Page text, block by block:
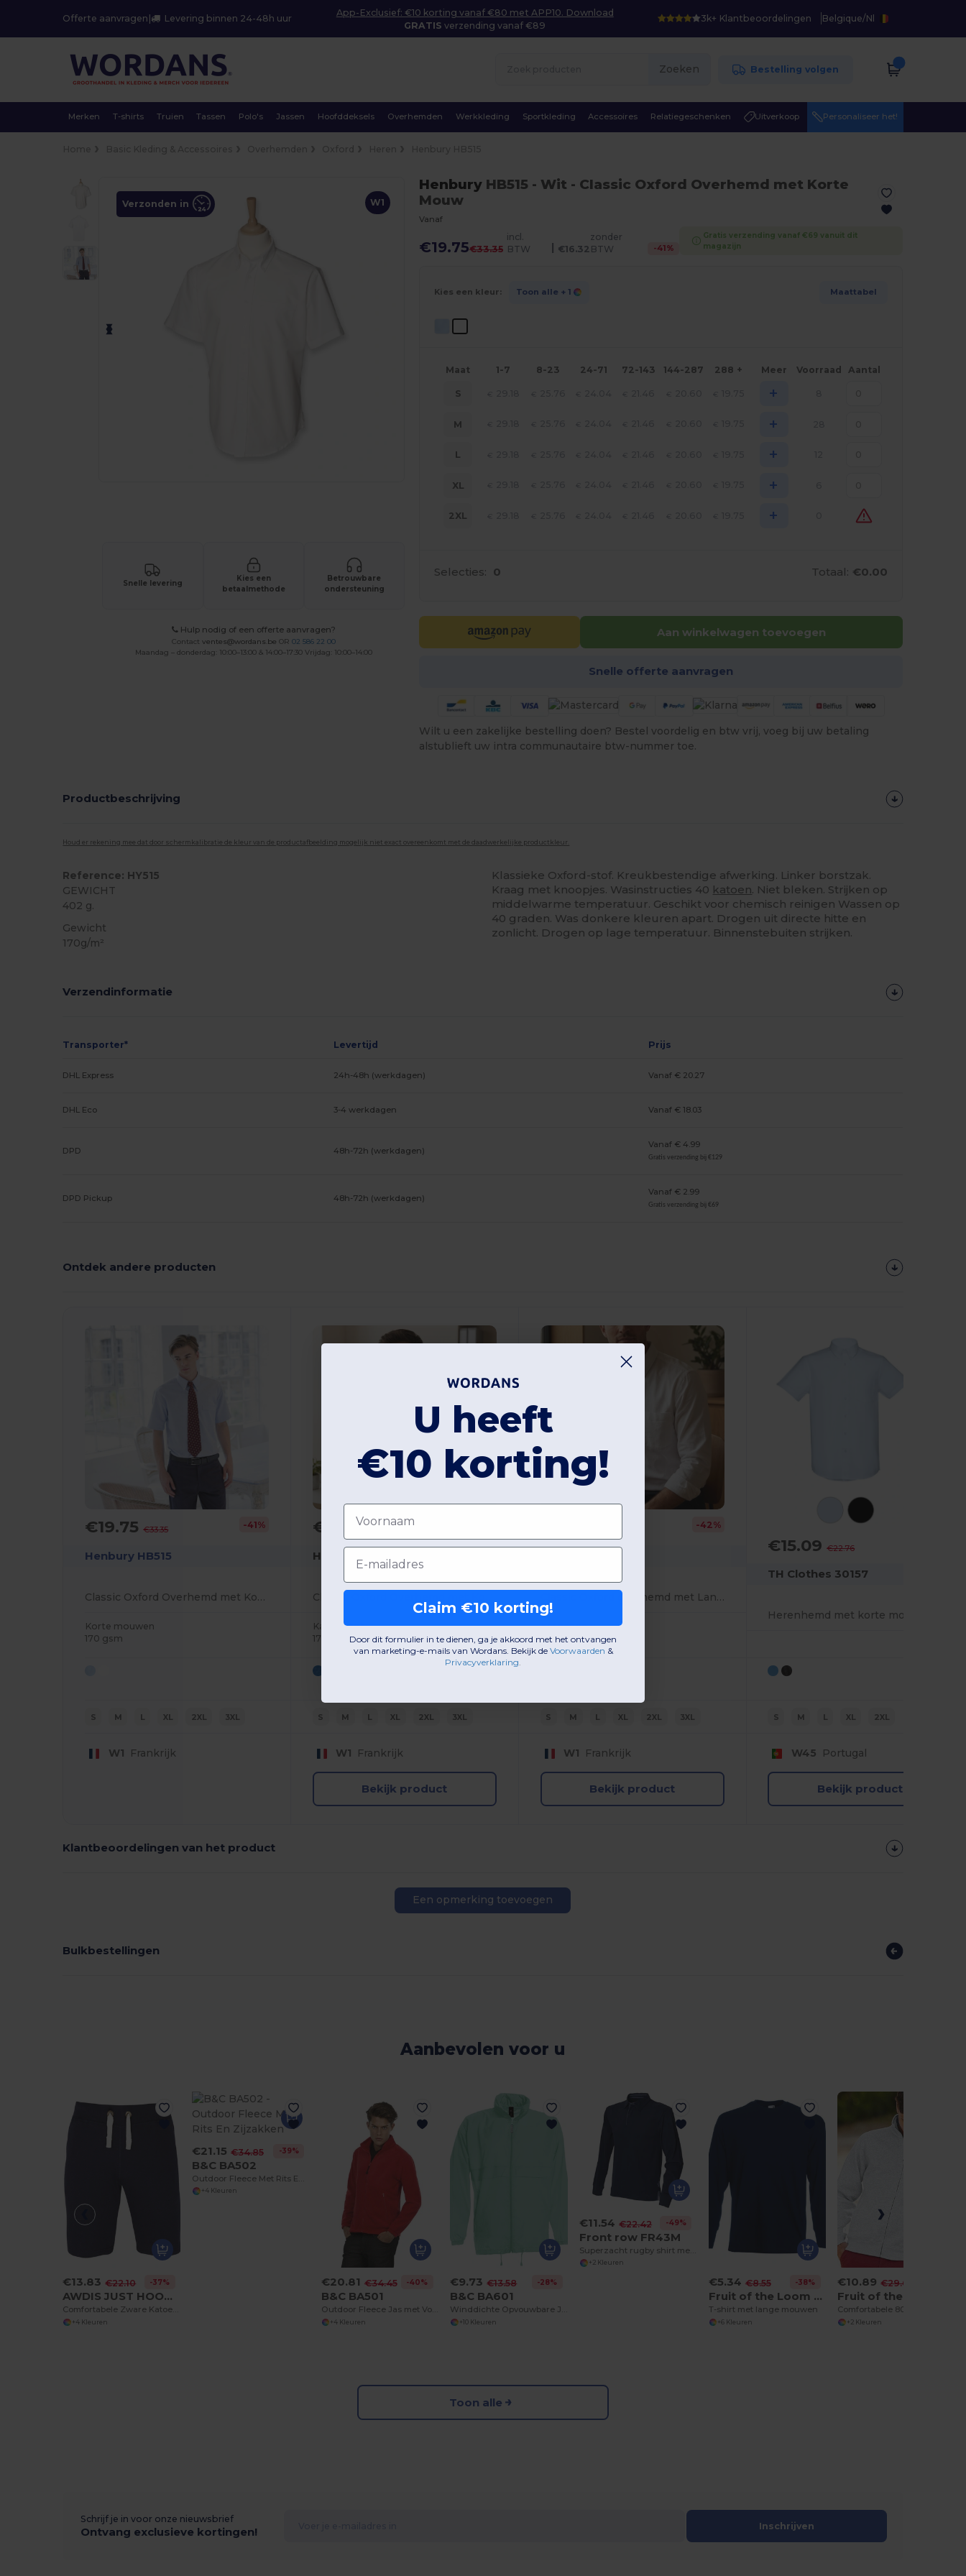
Offerte aanvragen Levering binnen 24-48h uur
App-Exclusief: €10 korting vanaf €80 met APP10. Download
GRATIS verzending vanaf €89
3k+ Klantbeoordelingen Belgique/Nl
Zoeken Bestelling volgen
Merken T-shirts Truien Tassen Polo's Jassen Hoofddeksels Overhemden Werkkleding Sportkleding Accessoires Relatiegeschenken Uitverkoop Personaliseer het!
W1
Verzonden in
Snelle levering
Kies een
betaalmethode
Betrouwbare
ondersteuning
Hulp nodig of een offerte aanvragen?
Contact ventes@wordans.be OR 02 586 22 00
Maandag – donderdag: 10:00–13:00 & 14:00–17:30 Vrijdag: 10:00–14:00
HenburyHB515 - Wit - Classic Oxford Overhemd met Korte
Mouw
Vanaf
€19.75€33.35
incl.
BTW
| €16.32
zonder
BTW
-41%
Gratis verzending vanaf €69 vanuit dit
magazijn
Kies een kleur: Toon alle + 1 Maattabel
Maat 1-7 8-23 24-71 72-143 144-287 288 + Meer Voorraad Aantal
S +
M +
L +
XL +
2XL +
Selecties: 0 Totaal: €0.00
Aan winkelwagen toevoegen
Snelle offerte aanvragen
Wilt u een zakelijke bestelling doen? Bestel voordelig en btw vrij, voeg bij uw betaling
alstublieft uw intra communautaire btw-nummer toe.
Productbeschrijving
Houd er rekening mee dat door schermkalibratie de kleur van de productafbeelding mogelijk niet exact overeenkomt met de daadwerkelijke productkleur.
Reference: HY515
GEWICHT
402 g.
Gewicht
170g/m²
Klassieke Oxford-stof. Kreukbestendige afwerking. Linker borstzak.
Kraag met knoopjes. Wasinstructies 40 katoen. Niet bleken. Strijken op
middelwarme temperatuur. Geschikt voor chemisch reinigen Wassen op
40 graden. Was donkere kleuren apart. Drogen uit directe hitte en
zonlicht. Drogen op lage temperatuur. Binnenstebuiten strijken.
Verzendinformatie
Transporter* Levertijd Prijs
DHL Express 24h-48h (werkdagen) Vanaf € 20.27
DHL Eco 3-4 werkdagen Vanaf € 18.03
DPD 48h-72h (werkdagen)
Vanaf € 4.99
Gratis verzending bij €129
DPD Pickup 48h-72h (werkdagen)
Vanaf € 2.99
Gratis verzending bij €69
Ontdek andere producten
€19.75€33.35 -41%
Henbury HB515
Classic Oxford Overhemd met Korte Mouw
Korte mouwen
170 gsm
S M L XL 2XL 3XL
W1 Frankrijk
€19.75
Henbury HY515
Katoenpoly
170 gsm
S M L XL 2XL 3XL
W1 Frankrijk
Bekijk product
-42%
Classic Oxford overhemd met Lange Mouw
Katoenpoly
170 gsm
S M L XL 2XL 3XL
W1 Frankrijk
Bekijk product
€15.09€22.76
TH Clothes 30157
Herenhemd met korte mouwen
S M L XL 2XL
W45 Portugal
Bekijk product
Klantbeoordelingen van het product
Een opmerking toevoegen
Bulkbestellingen
Aanbevolen voor u
€13.83 €22.10 -37%
AWDIS JUST HOODS JH080
+4 Kleuren
€21.15 €34.85 -39%
B&C BA502
+4 Kleuren
€20.81 €34.45 -40%
B&C BA501
Outdoor Fleece Jas met Volledige Rits
+4 Kleuren
€9.73 €13.58 -28%
B&C BA601
+10 Kleuren
€11.54 €22.42 -49%
Front row FR43M
+2 Kleuren
€5.34 €8.55 -38%
Fruit of the Loom SS032
T-shirt met lange mouwen
+6 Kleuren
€10.89 €29.60
+2 Kleuren
Toon alle
Schrijf je in voor onze nieuwsbrief
Ontvang exclusieve kortingen! Inschrijven
U heeft
€10 korting!
Voornaam
Email
Claim €10 korting!
Door dit formulier in te dienen, ga je akkoord met het ontvangen
van marketing-e-mails van Wordans. Bekijk de Voorwaarden &
Privacyverklaring